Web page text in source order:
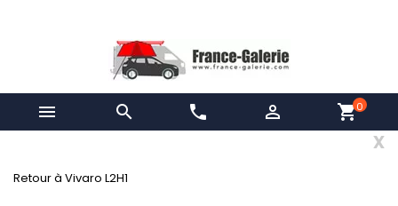
  phone  shopping_cart0
x
Retour à Vivaro L2H1